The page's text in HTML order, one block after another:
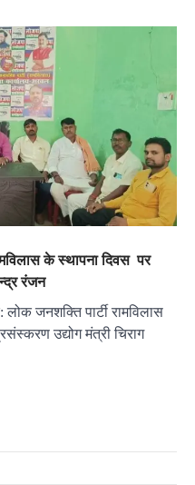
के स्थापना दिवस पर
रंजन
जनशक्ति पार्टी रामविलास
उद्योग मंत्री चिराग